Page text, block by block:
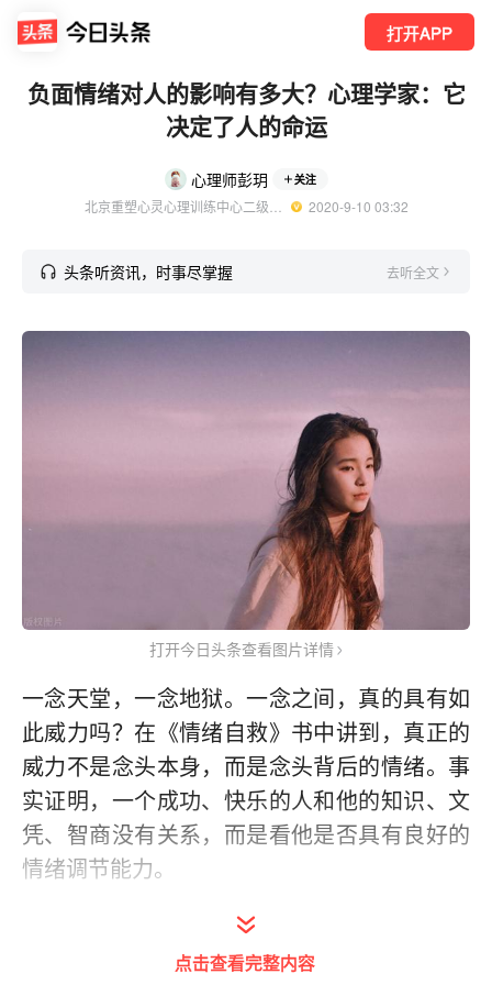
打开APP
负面情绪对人的影响有多大？心理学家：它
决定了人的命运
心理师彭玥 关注
  2020-9-10 03:32
头条听资讯，时事尽掌握 去听全文
打开今日头条查看图片详情
一念天堂，一念地狱。一念之间，真的具有如
此威力吗？在《情绪自救》书中讲到，真正的
威力不是念头本身，而是念头背后的情绪。事
实证明，一个成功、快乐的人和他的知识、文
凭、智商没有关系，而是看他是否具有良好的
情绪调节能力。
每当某种情境引发出某种负面情绪时，我们便
不自主地受到情绪控制，这时，我们无法保持
点击查看完整内容